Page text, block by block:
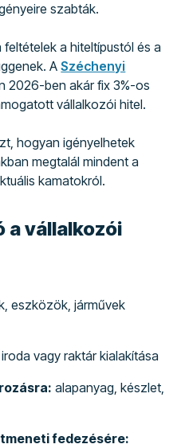
szabták.
a hiteltípustól és a
ASzéchenyi
2026-ben akár fix 3%-os
vállalkozói hitel.
hogyan igényelhetek
megtalál mindent a
kamatokról.
a vállalkozói
eszközök, járművek
vagy raktár kialakítása
alapanyag, készlet,
fedezésére: